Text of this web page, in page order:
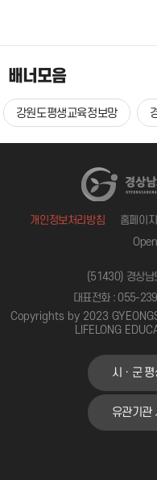
배너모음
강원도평생교육정보망
개인정보처리방침 홈페이
(51430) 경상남
대표전화 : 055-
Copyrights by 2023
LIFELONG
시ㆍ군
유관기관